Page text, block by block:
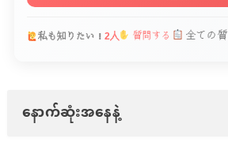
私も知りたい！ 2人 質問する 全ての
နောက်ဆုံးအနေနဲ့